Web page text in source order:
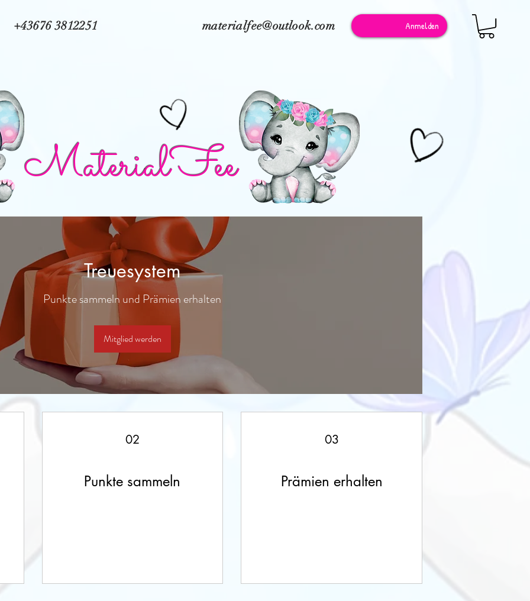
+43676 3812251 materialfee@outlook.com Anmelden
MaterialFee
Treuesystem
Punkte sammeln und Prämien erhalten
Mitglied werden
02
Punkte sammeln
03
Prämien erhalten